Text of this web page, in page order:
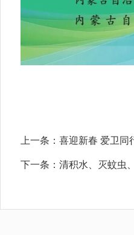
上一条： 喜迎新春 爱卫
下一条： 清积水、灭蚊虫